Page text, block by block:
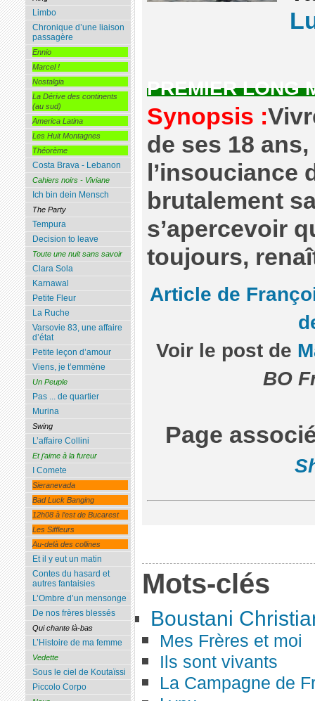
PREMIER LONG
Synopsis :
de ses 18
l’insouciance
brutalement
s’apercevoir
toujours,
Article de
Voir le post de
BO
Page
Mots-clés
Boustani
Mes Frères et moi
Ils sont vivants
La Campagne de
Limbo
Chronique d’une liaison
passagère
Ennio
Marcel !
Nostalgia
La Dérive des continents
(au sud)
America Latina
Les Huit Montagnes
Théorème
Costa Brava - Lebanon
Cahiers noirs - Viviane
Ich bin dein Mensch
The Party
Tempura
Decision to leave
Toute une nuit sans savoir
Clara Sola
Karnawal
Petite Fleur
La Ruche
Varsovie 83, une affaire
d’état
Petite leçon d’amour
Viens, je t’emmène
Un Peuple
Pas ... de quartier
Murina
Swing
L’affaire Collini
Et j’aime à la fureur
I Comete
Sieranevada
Bad Luck Banging
12h08 à l’est de Bucarest
Les Siffleurs
Au-delà des collines
Et il y eut un matin
Contes du hasard et
autres fantaisies
L’Ombre d’un mensonge
De nos frères blessés
Qui chante là-bas
L’Histoire de ma femme
Vedette
Sous le ciel de Koutaïssi
Piccolo Corpo